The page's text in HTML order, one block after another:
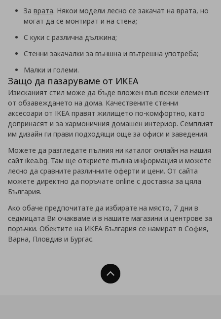
За врата. Някои модели лесно се закачат на врата, но
могат да се монтират и на стена;
С куки с различна дължина;
Стенни закачалки за външна и вътрешна употреба;
Малки и големи.
Защо да пазаруваме от ИКЕА
Изисканият стил може да бъде вложен във всеки елемент
от обзавеждането на дома. Качествените стенни
аксесоари от IKEA правят жилището по-комфортно, като
допринасят и за хармоничния домашен интериор. Семплият
им дизайн ги прави подходящи още за офиси и заведения.
Можете да разгледате пълния ни каталог онлайн на нашия
сайт ikea.bg. Там ще откриете пълна информация и можете
лесно да сравните различните оферти и цени. От сайта
можете директно да поръчате online с доставка за цяла
България.
Ако обаче предпочитате да избирате на място, 7 дни в
седмицата Ви очакваме и в нашите магазини и центрове за
поръчки. Обектите на ИКЕА България се намират в София,
Варна, Пловдив и Бургас.
Нагоре